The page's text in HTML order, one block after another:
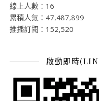
線上人數：16
累積人氣：47,487,899
推播訂閱：152,520
啟動即時